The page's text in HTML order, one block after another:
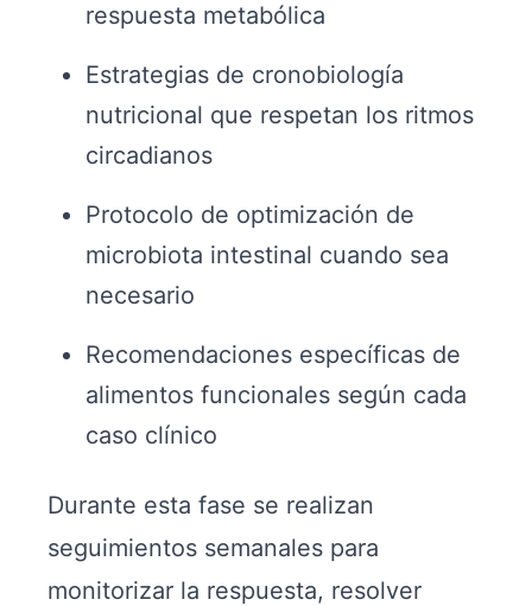
respuesta metabólica
Estrategias de cronobiología
nutricional que respetan los ritmos
circadianos
Protocolo de optimización de
microbiota intestinal cuando sea
necesario
Recomendaciones específicas de
alimentos funcionales según cada
caso clínico
Durante esta fase se realizan
seguimientos semanales para
monitorizar la respuesta, resolver